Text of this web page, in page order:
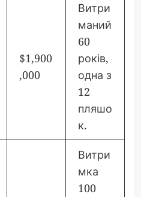
$1,900
,000
Витри
маний
60
років,
одна з
12
пляшо
к.
Витри
мка
100